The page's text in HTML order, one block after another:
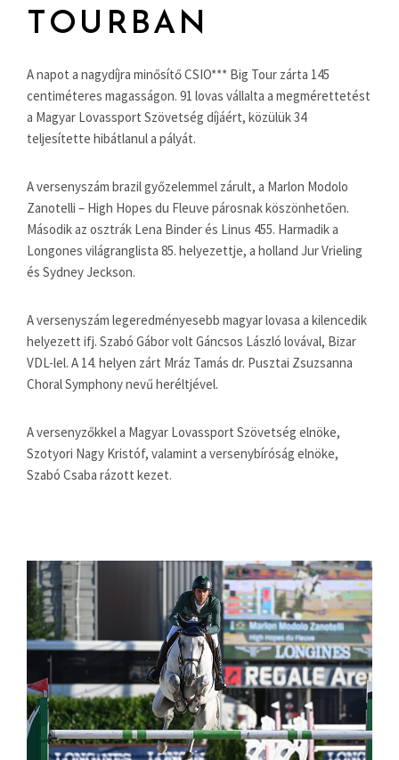
TOURBAN
A napot a nagydíjra minősítő CSIO*** Big Tour zárta 145
centiméteres magasságon. 91 lovas vállalta a megmérettetést
a Magyar Lovassport Szövetség díjáért, közülük 34
teljesítette hibátlanul a pályát.
A versenyszám brazil győzelemmel zárult, a Marlon Modolo
Zanotelli – High Hopes du Fleuve párosnak köszönhetően.
Második az osztrák Lena Binder és Linus 455. Harmadik a
Longones világranglista 85. helyezettje, a holland Jur Vrieling
és Sydney Jeckson.
A versenyszám legeredményesebb magyar lovasa a kilencedik
helyezett ifj. Szabó Gábor volt Gáncsos László lovával, Bizar
VDL-lel. A 14. helyen zárt Mráz Tamás dr. Pusztai Zsuzsanna
Choral Symphony nevű heréltjével.
A versenyzőkkel a Magyar Lovassport Szövetség elnöke,
Szotyori Nagy Kristóf, valamint a versenybíróság elnöke,
Szabó Csaba rázott kezet.